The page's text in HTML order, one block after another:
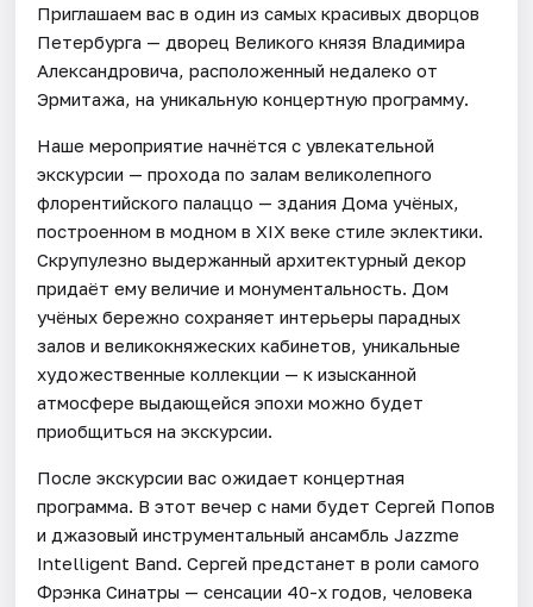
Приглашаем вас в один из самых красивых дворцов
Петербурга — дворец Великого князя Владимира
Александровича, расположенный недалеко от
Эрмитажа, на уникальную концертную программу.
Наше мероприятие начнётся с увлекательной
экскурсии — прохода по залам великолепного
флорентийского палаццо — здания Дома учёных,
построенном в модном в XIX веке стиле эклектики.
Скрупулезно выдержанный архитектурный декор
придаёт ему величие и монументальность. Дом
учёных бережно сохраняет интерьеры парадных
залов и великокняжеских кабинетов, уникальные
художественные коллекции — к изысканной
атмосфере выдающейся эпохи можно будет
приобщиться на экскурсии.
После экскурсии вас ожидает концертная
программа. В этот вечер с нами будет Сергей Попов
и джазовый инструментальный ансамбль Jazzme
Intelligent Band. Сергей предстанет в роли самого
Фрэнка Синатры — сенсации 40-х годов, человека